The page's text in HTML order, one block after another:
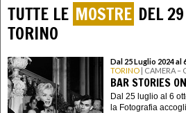
TUTTE LE MOSTRE DEL
TORINO
Dal 25 Luglio 2024 al
TORINO | CAMERA –
BAR STORIES
Dal 25 luglio al 6
la Fotografia